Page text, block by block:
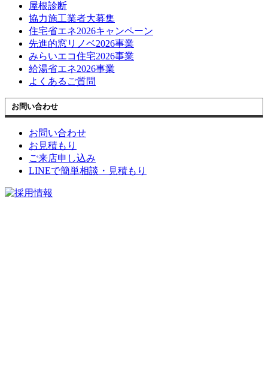
屋根診断
協力施工業者大募集
住宅省エネ2026キャンペーン
先進的窓リノベ2026事業
みらいエコ住宅2026事業
給湯省エネ2026事業
よくあるご質問
お問い合わせ
お問い合わせ
お見積もり
ご来店申し込み
LINEで簡単相談・見積もり